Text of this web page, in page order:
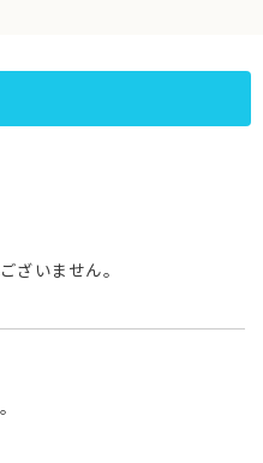
ざいません。